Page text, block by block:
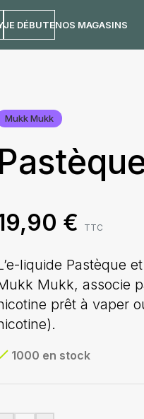
JE DÉBUTENOS MAGASINS
Mukk Mukk
€ TTC
liquide Pastèque
Mukk, associe
prêt à vaper
1000 en stock